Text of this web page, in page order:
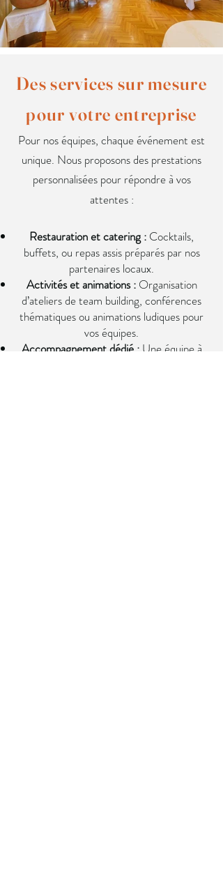
Des services sur mesure
pour votre entreprise
Pour nos équipes, chaque événement est
unique. Nous proposons des prestations
personnalisées pour répondre à vos
attentes :
Restauration et catering : Cocktails,
buffets, ou repas assis préparés par nos
partenaires locaux.
Activités et animations : Organisation
d’ateliers de team building, conférences
thématiques ou animations ludiques pour
vos équipes.
Accompagnement dédié : Une équipe à